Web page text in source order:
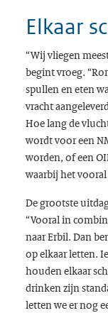
Elkaar
“Wij vliegen
begint vroeg.
spullen en eten
vracht
Hoe lang de
wordt voor een
worden, of een
waarbij het
De grootste
“Vooral in
naar Erbil. Dan
op elkaar letten.
houden elkaar
drinken zijn
letten we er nog